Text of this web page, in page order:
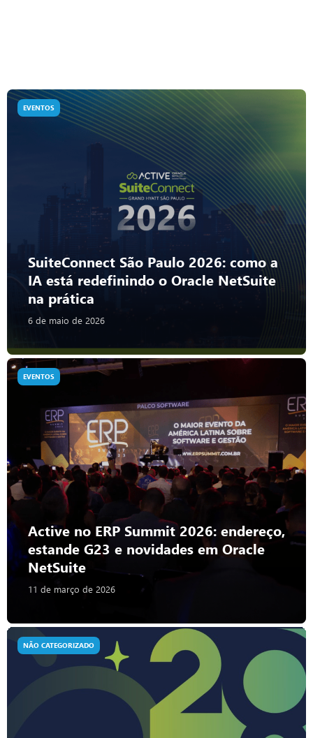
SuiteConnect São Paulo 2026: como a
IA está redefinindo o Oracle NetSuite
na prática
6 de maio de 2026
EVENTOS
Active no ERP Summit 2026: endereço,
estande G23 e novidades em Oracle
NetSuite
11 de março de 2026
EVENTOS
NÃO CATEGORIZADO